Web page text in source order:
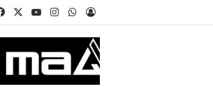
FacebookYou TubeInstagramWhatsApp
Accedi